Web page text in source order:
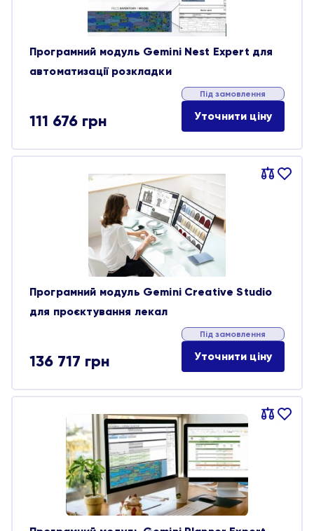
Програмний модуль Gemini Nest Expert для
автоматизації розкладки
111 676 грн
Під замовлення
Уточнити ціну
Порівняти
В
Програмний модуль Gemini Creative Studio
для проєктування лекал
136 717 грн
Під замовлення
Уточнити ціну
Порівняти
В